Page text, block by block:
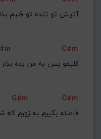
آتیش تو تنده تو قلبم
C#m
قلبمو پس به من بده
G#m
C#m
فاصله بگیرم به زورم